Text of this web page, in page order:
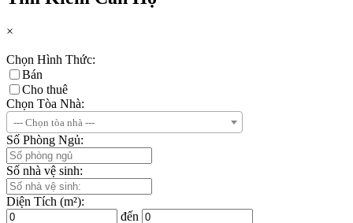
×
Chọn Hình Thức:
Bán
Cho thuê
Chọn Tòa Nhà:
--- Chọn tòa nhà ---
Số Phòng Ngủ:
Số nhà vệ sinh:
Diện Tích (m²):
đến